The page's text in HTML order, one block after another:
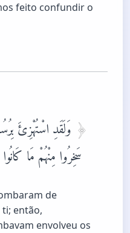
feito confundir o
وَلَقَدِ اسْتُهْزِئَ
سَخِرُوا مِنْهُمْ مَا
de
então,
envolveu os